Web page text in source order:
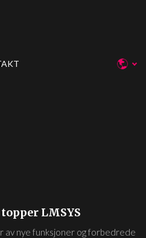
LMSYS
av nye funksjoner og forbedrede